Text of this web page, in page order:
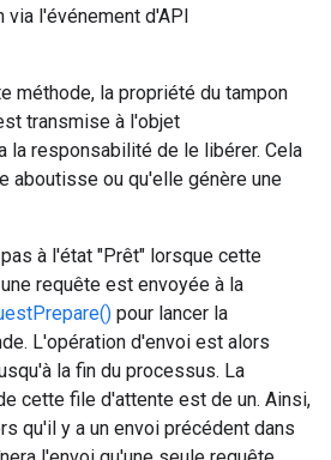
via l'événement d'API
méthode, la propriété du tampon
transmise à l'objet
la responsabilité de le libérer. Cela
aboutisse ou qu'elle génère une
à l'état "Prêt" lorsque cette
requête est envoyée à la
pour lancer la
L'opération d'envoi est alors
la fin du processus. La
cette file d'attente est de un. Ainsi,
qu'il y a un envoi précédent dans